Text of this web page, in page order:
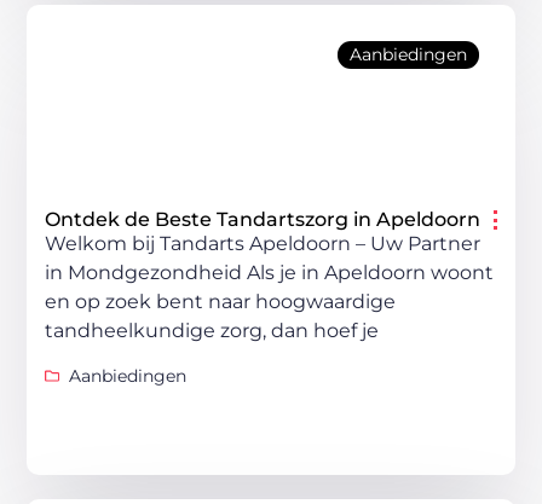
Aanbiedingen
Ontdek de Beste Tandartszorg in Apeldoorn
Welkom bij Tandarts Apeldoorn – Uw Partner
in Mondgezondheid Als je in Apeldoorn woont
en op zoek bent naar hoogwaardige
tandheelkundige zorg, dan hoef je
Aanbiedingen